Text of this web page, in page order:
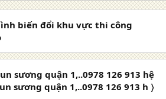
biến đổi khu vực thi công
sương quận 1,..0978 126 913 hệ
sương quận 1,..0978 126 913 h 〉